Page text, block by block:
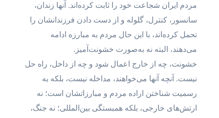
مردم ایران شجاعت خود را ثابت کرده‌اند. آنها زندان،
سانسور، کنترل، گلوله و از دست دادن فرزندانشان را
تحمل کرده‌اند، با این حال مردم به مبارزه ادامه
می‌دهند، البته نه به‌صورت خشونت‌آمیز.
خشونت، چه از خارج اعمال شود و چه از داخل، راه حل
نیست. آنچه آنها می‌خواهند، مداخله نیست، بلکه به
رسمیت شناختن اراده مردم و مبارزاتشان است؛ نه
ارتش‌های خارجی، بلکه همبستگی بین‌المللی؛ نه جنگ،